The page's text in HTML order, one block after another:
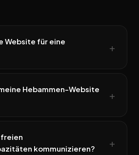
Website für eine
Hebammen-Website
freien
kommunizieren?